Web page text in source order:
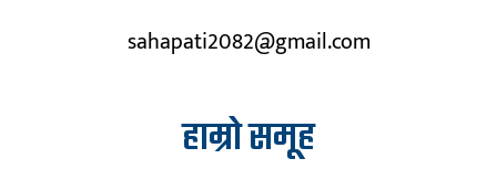
sahapati2082@gmail.com
हाम्रो समूह